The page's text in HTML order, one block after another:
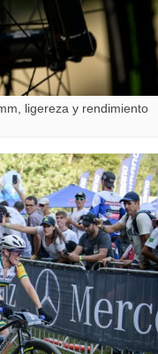
ligereza y rendimiento